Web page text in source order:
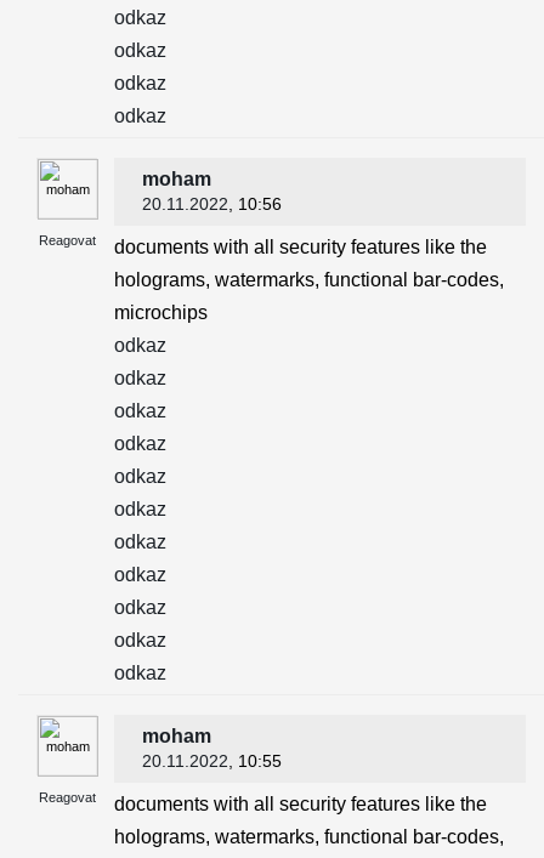
odkaz
odkaz
odkaz
odkaz
Reagovat
moham
20.11.2022 , 10:56
documents with all security features like the
holograms, watermarks, functional bar-codes,
microchips
odkaz
odkaz
odkaz
odkaz
odkaz
odkaz
odkaz
odkaz
odkaz
odkaz
odkaz
Reagovat
moham
20.11.2022 , 10:55
documents with all security features like the
holograms, watermarks, functional bar-codes,